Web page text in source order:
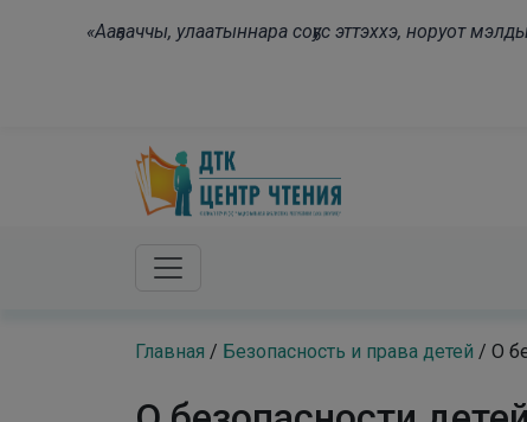
«Ааҕааччы, улаатыннара соҕус эттэххэ, норуот
Главная / Безопасность и права детей / О